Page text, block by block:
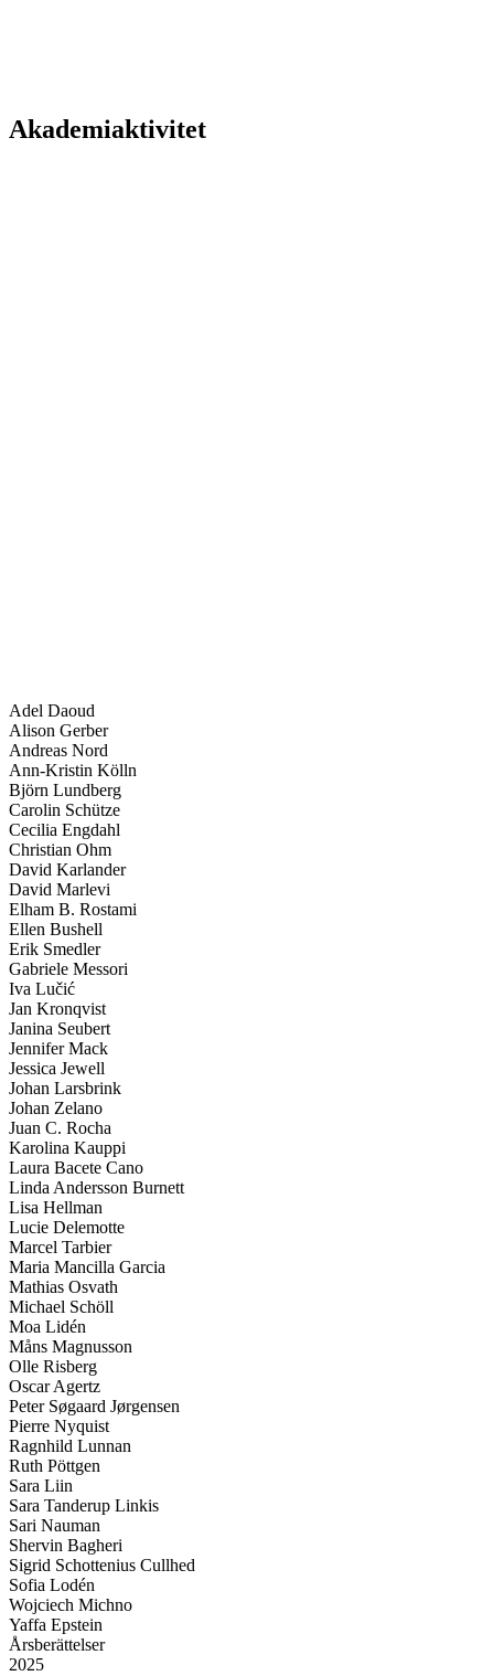
Akademiaktivitet
Adel Daoud
Alison Gerber
Andreas Nord
Ann-Kristin Kölln
Björn Lundberg
Carolin Schütze
Cecilia Engdahl
Christian Ohm
David Karlander
David Marlevi
Elham B. Rostami
Ellen Bushell
Erik Smedler
Gabriele Messori
Iva Lučić
Jan Kronqvist
Janina Seubert
Jennifer Mack
Jessica Jewell
Johan Larsbrink
Johan Zelano
Juan C. Rocha
Karolina Kauppi
Laura Bacete Cano
Linda Andersson Burnett
Lisa Hellman
Lucie Delemotte
Marcel Tarbier
Maria Mancilla Garcia
Mathias Osvath
Michael Schöll
Moa Lidén
Måns Magnusson
Olle Risberg
Oscar Agertz
Peter Søgaard Jørgensen
Pierre Nyquist
Ragnhild Lunnan
Ruth Pöttgen
Sara Liin
Sara Tanderup Linkis
Sari Nauman
Shervin Bagheri
Sigrid Schottenius Cullhed
Sofia Lodén
Wojciech Michno
Yaffa Epstein
Årsberättelser
2025